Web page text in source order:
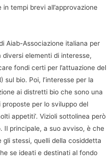
tempi brevi all’approvazione
Aiab-Associazione italiana per
diversi elementi di interesse,
fondi certi per l’attuazione del
sul bio. Poi, l’interesse per la
ai distretti bio che sono una
per lo sviluppo del
appetiti’. Vizioli sottolinea però
Il principale, a suo avviso, è che
gli stessi, quelli della cosiddetta
se ideati e destinati al fondo